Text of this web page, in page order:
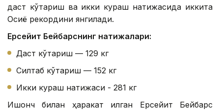
даст кўтариш ва икки кураш натижасида иккита
Осиё рекордини янгилади.
Ерсейит Бейбарснинг натижалари:
Даст кўтариш — 129 кг
Силтаб кўтариш — 152 кг
Икки кураш натижаси - 281 кг
Ишонч билан ҳаракат қилган Ерсейит Бейбарс